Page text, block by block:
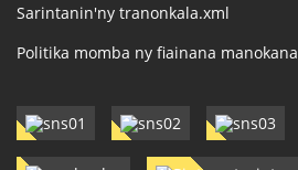
Sarintanin'ny tranonkala.xml
Politika momba ny fiainana manokana